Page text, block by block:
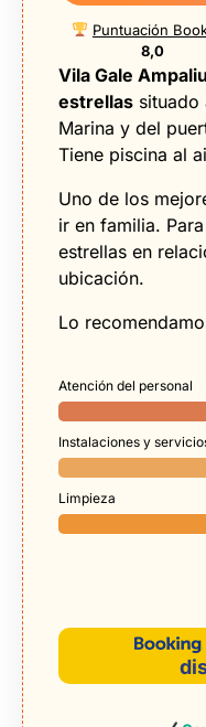
Puntuación
8,0
Vila Gale
estrellas situado
Marina y del
Tiene piscina al
Uno de los
ir en familia.
estrellas en
ubicación.
Lo
Atención del personal
Instalaciones y
Limpieza